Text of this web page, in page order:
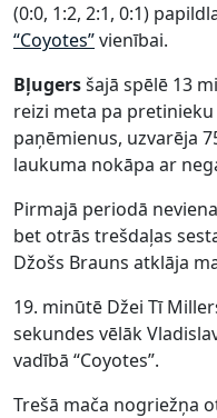
(0:0, 1:2, 2:1, 0:1)
“Coyotes”vienībai.
Bļugersšajā spēlē 13
reizi meta pa
paņēmienus, uzvarēja
laukuma nokāpa ar
Pirmajā periodā
bet otrās trešdaļas
Džošs Brauns atklāja
19. minūtē Džei Tī
sekundes vēlāk
vadībā “Coyotes”.
Trešā mača nogriežņa